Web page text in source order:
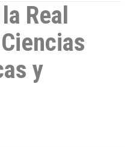
Real
y